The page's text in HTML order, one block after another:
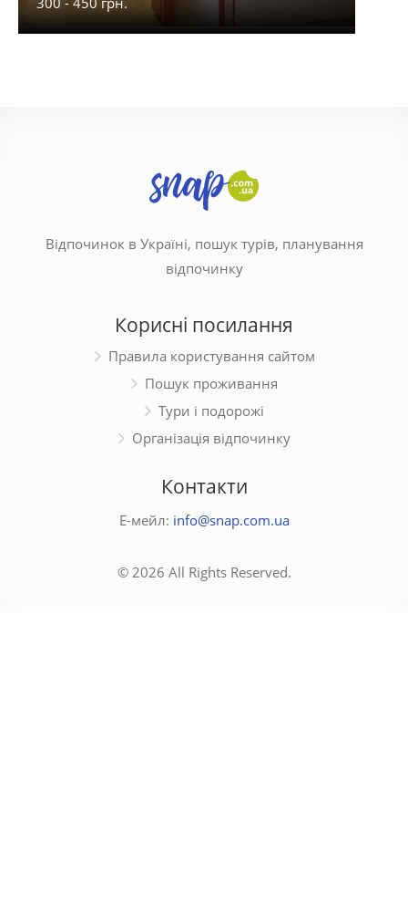
Відпочинок в Україні, пошук турів, планування
відпочинку
Корисні посилання
Правила користування сайтом
Пошук проживання
Тури і подорожі
Організація відпочинку
Контакти
Е-мейл: info@snap.com.ua
© 2026 All Rights Reserved.